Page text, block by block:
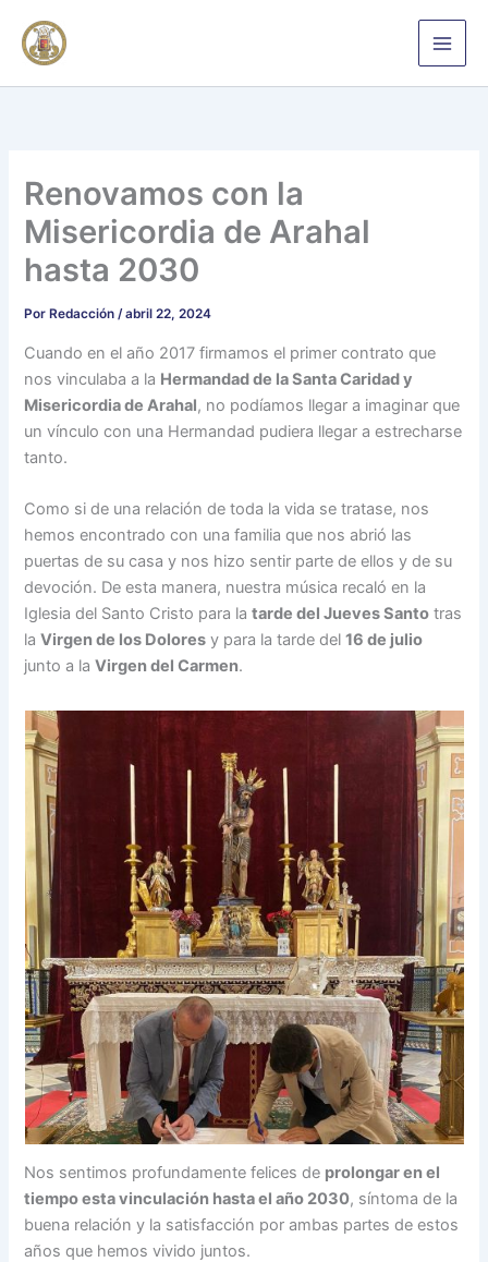
contenido
Renovamos con la
Misericordia de Arahal
hasta 2030
Por Redacción/abril 22, 2024
Cuando en el año 2017 firmamos el primer contrato que
nos vinculaba a la Hermandad de la Santa Caridad y
Misericordia de Arahal, no podíamos llegar a imaginar que
un vínculo con una Hermandad pudiera llegar a estrecharse
tanto.
Como si de una relación de toda la vida se tratase, nos
hemos encontrado con una familia que nos abrió las
puertas de su casa y nos hizo sentir parte de ellos y de su
devoción. De esta manera, nuestra música recaló en la
Iglesia del Santo Cristo para latarde del Jueves Santo tras
laVirgen de los Dolores y para la tarde del16 de julio
junto a laVirgen del Carmen.
Nos sentimos profundamente felices de prolongar en el
tiempo esta vinculación hasta el año 2030, síntoma de la
buena relación y la satisfacción por ambas partes de estos
años que hemos vivido juntos.